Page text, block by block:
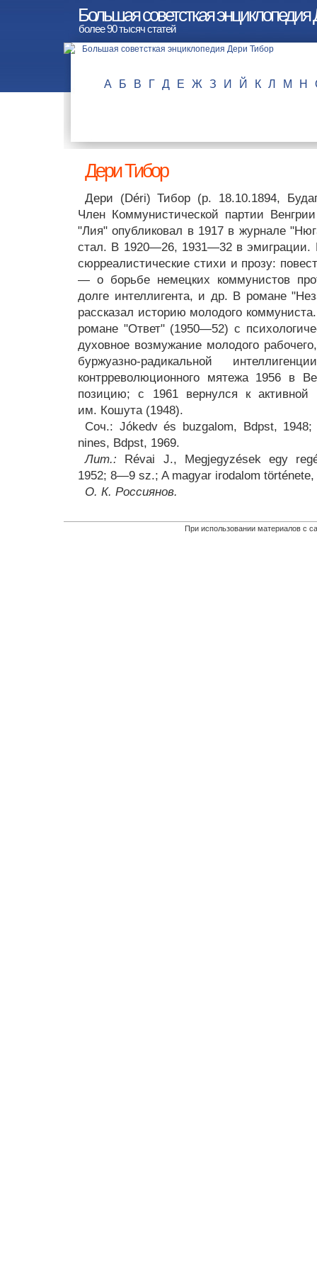
Большая советсткая
более 90 тысяч статей
А Б В Г Д Е Ж З И Й К Л М Н
Дери Тибор
Дери (Déri) Тибор (р. 18.10.1894,
Член Коммунистической партии
"Лия" опубликовал в 1917 в журнале
стал. В 1920—26, 1931—32 в эмиграции.
сюрреалистические стихи и прозу:
— о борьбе немецких коммунистов
долге интеллигента, и др. В романе
рассказал историю молодого
романе "Ответ" (1950—52) с
духовное возмужание молодого
буржуазно-радикальной
контрреволюционного мятежа 1956 в
позицию; с 1961 вернулся к активной
им. Кошута (1948).
Соч.: Jókedv és buzgalom, Bdpst,
nines, Bdpst, 1969.
Лит.: Révai J., Megjegyzések egy
1952; 8—9 sz.; A magyar irodalom
О. К. Россиянов.
При использовании материалов с